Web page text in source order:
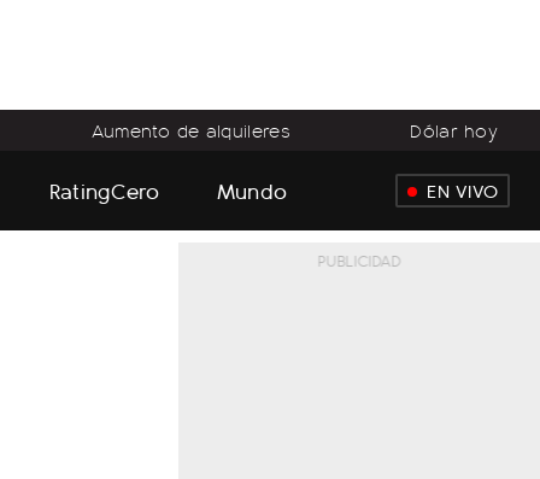
Aumento de alquileres Dólar hoy
RatingCero Mundo EN VIVO